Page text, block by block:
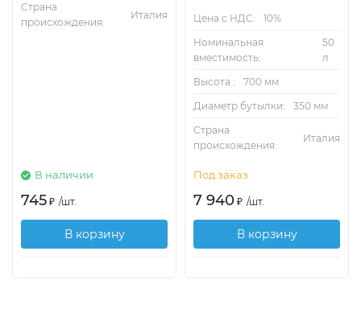
Страна
происхождения:
Италия
В наличии
745 ₽ /шт.
В корзину
Цена с НДС:
10%
Номинальная
вместимость:
50
л
Высота :
700 мм
Диаметр бутылки:
350 мм
Страна
происхождения:
Италия
Под заказ
7 940 ₽ /шт.
В корзину